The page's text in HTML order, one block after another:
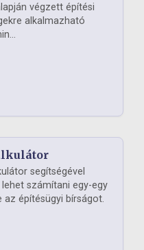
végzett építési
alkalmazható
segítségével
számítani egy-egy
az építésügyi bírságot.